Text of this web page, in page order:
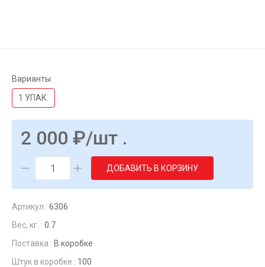
Варианты
1 УПАК.
2 000 ₽/шт .
ДОБАВИТЬ В КОРЗИНУ
Артикул : 6306
Вес, кг. : 0.7
Поставка : В коробке
Штук в коробке : 100